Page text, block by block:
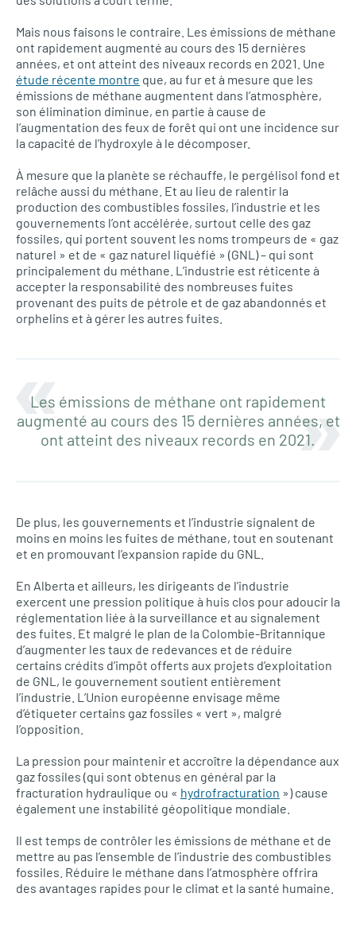
Mais nous faisons le contraire. Les émissions de méthane
ont rapidement augmenté au cours des 15 dernières
années, et ont atteint des niveaux records en 2021. Une
étude récente montre que, au fur et à mesure que les
émissions de méthane augmentent dans l’atmosphère,
son élimination diminue, en partie à cause de
l’augmentation des feux de forêt qui ont une incidence sur
la capacité de l’hydroxyle à le décomposer.
À mesure que la planète se réchauffe, le pergélisol fond et
relâche aussi du méthane. Et au lieu de ralentir la
production des combustibles fossiles, l’industrie et les
gouvernements l’ont accélérée, surtout celle des gaz
fossiles, qui portent souvent les noms trompeurs de « gaz
naturel » et de « gaz naturel liquéfié » (GNL) – qui sont
principalement du méthane. L’industrie est réticente à
accepter la responsabilité des nombreuses fuites
provenant des puits de pétrole et de gaz abandonnés et
orphelins et à gérer les autres fuites.
Les émissions de méthane ont rapidement
augmenté au cours des 15 dernières années, et
ont atteint des niveaux records en 2021.
De plus, les gouvernements et l’industrie signalent de
moins en moins les fuites de méthane, tout en soutenant
et en promouvant l’expansion rapide du GNL.
En Alberta et ailleurs, les dirigeants de l’industrie
exercent une pression politique à huis clos pour adoucir la
réglementation liée à la surveillance et au signalement
des fuites. Et malgré le plan de la Colombie-Britannique
d’augmenter les taux de redevances et de réduire
certains crédits d’impôt offerts aux projets d’exploitation
de GNL, le gouvernement soutient entièrement
l’industrie. L’Union européenne envisage même
d’étiqueter certains gaz fossiles « vert », malgré
l’opposition.
La pression pour maintenir et accroître la dépendance aux
gaz fossiles (qui sont obtenus en général par la
fracturation hydraulique ou « hydrofracturation ») cause
également une instabilité géopolitique mondiale.
Il est temps de contrôler les émissions de méthane et de
mettre au pas l’ensemble de l’industrie des combustibles
fossiles. Réduire le méthane dans l’atmosphère offrira
des avantages rapides pour le climat et la santé humaine.